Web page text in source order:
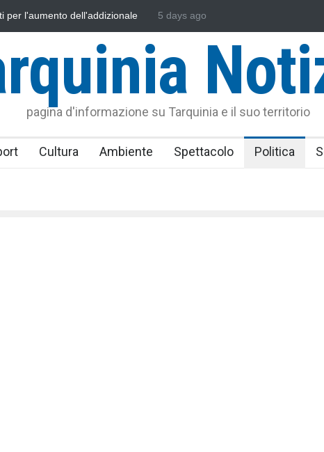
Provinciale di Viterbo
Vincenzo Ferri, un Eroe tarquiniese
5 days ago
pagina d'informazione su Tarquinia e il suo territorio
Cultura Ambiente Spettacolo Politica